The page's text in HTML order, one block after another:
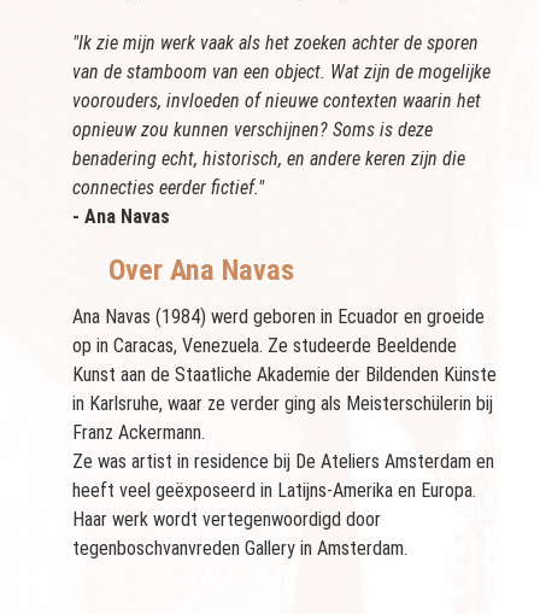
"Ik zie mijn werk vaak als het zoeken achter de sporen
van de stamboom van een object. Wat zijn de mogelijke
voorouders, invloeden of nieuwe contexten waarin het
opnieuw zou kunnen verschijnen? Soms is deze
benadering echt, historisch, en andere keren zijn die
connecties eerder fictief."
- Ana Navas
Over Ana Navas
Ana Navas (1984) werd geboren in Ecuador en groeide
op in Caracas, Venezuela. Ze studeerde Beeldende
Kunst aan de Staatliche Akademie der Bildenden Künste
in Karlsruhe, waar ze verder ging als Meisterschülerin bij
Franz Ackermann.
Ze was artist in residence bij De Ateliers Amsterdam en
heeft veel geëxposeerd in Latijns-Amerika en Europa.
Haar werk wordt vertegenwoordigd door
tegenboschvanvreden Gallery in Amsterdam.